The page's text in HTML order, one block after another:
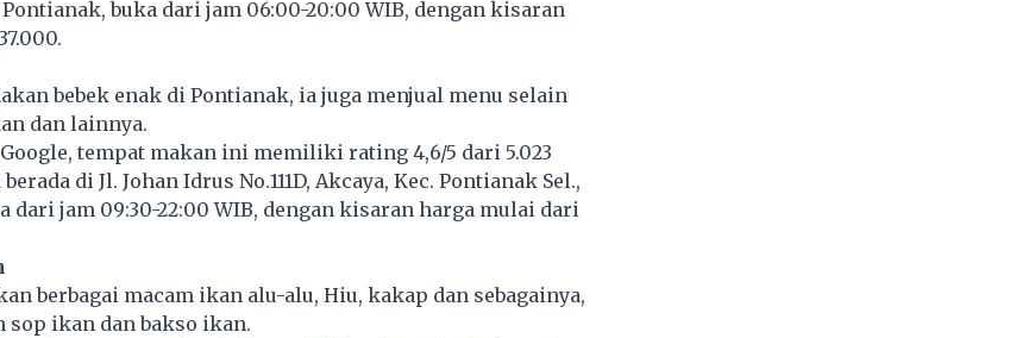
buka dari jam 06:00-20:00 WIB, dengan kisaran
bebek enak di Pontianak, ia juga menjual menu selain
dan lainnya.
tempat makan ini memiliki rating 4,6/5 dari 5.023
di Jl. Johan Idrus No.111D, Akcaya, Kec. Pontianak Sel.,
dari jam 09:30-22:00 WIB, dengan kisaran harga mulai dari
berbagai macam ikan alu-alu, Hiu, kakap dan sebagainya,
sop ikan dan bakso ikan.